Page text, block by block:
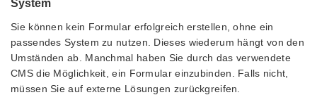
System
Sie können kein Formular erfolgreich erstellen, ohne ein
passendes System zu nutzen. Dieses wiederum hängt von den
Umständen ab. Manchmal haben Sie durch das verwendete
CMS die Möglichkeit, ein Formular einzubinden. Falls nicht,
müssen Sie auf externe Lösungen zurückgreifen.